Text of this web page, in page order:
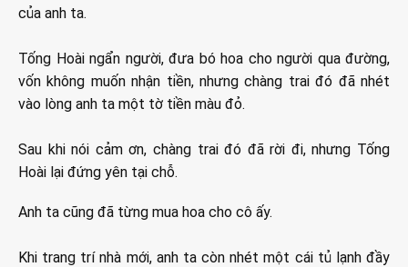
của anh ta.
Tống Hoài ngẩn người, đưa bó hoa cho người qua đường,
vốn không muốn nhận tiền, nhưng chàng trai đó đã nhét
vào lòng anh ta một tờ tiền màu đỏ.
Sau khi nói cảm ơn, chàng trai đó đã rời đi, nhưng Tống
Hoài lại đứng yên tại chỗ.
Anh ta cũng đã từng mua hoa cho cô ấy.
Khi trang trí nhà mới, anh ta còn nhét một cái tủ lạnh đầy